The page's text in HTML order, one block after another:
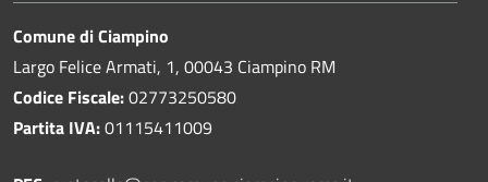
Comune di Ciampino
Largo Felice Armati, 1, 00043 Ciampino RM
Codice Fiscale:02773250580
Partita IVA:01115411009